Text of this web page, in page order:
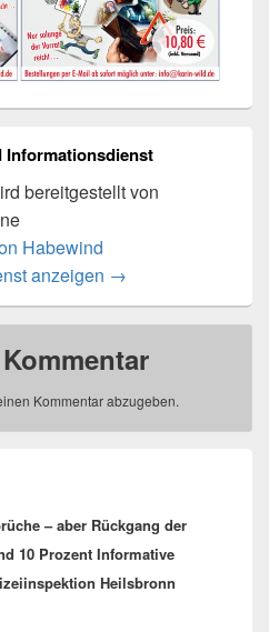
Informationsdienst
bereitgestellt von
Habewind
anzeigen →
Kommentar abzugeben.
– aber Rückgang der
10 Prozent Informative
Heilsbronn